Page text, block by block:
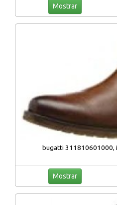
Mostrar
bugatti 311810601000,
Mostrar